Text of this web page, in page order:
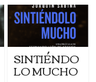
SINTIÉNDO
LO MUCHO